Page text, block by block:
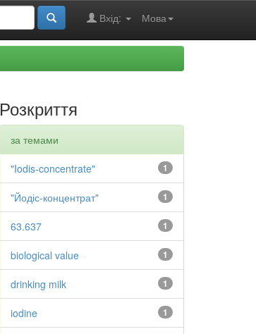
Мова
Вхід:
Розкриття
за темами
1
"Iodis-concentrate"
1
"Йодіс-концентрат"
1
63.637
1
biological value
1
drinking milk
1
iodine